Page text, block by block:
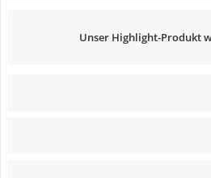
Unser Highlight-Produkt